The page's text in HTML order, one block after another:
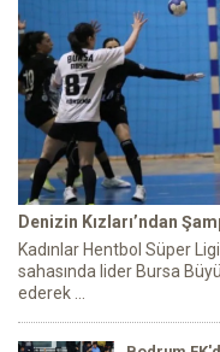
Denizin Kızları’ndan
Kadınlar Hentbol Süper
sahasında lider Bursa
ederek ...